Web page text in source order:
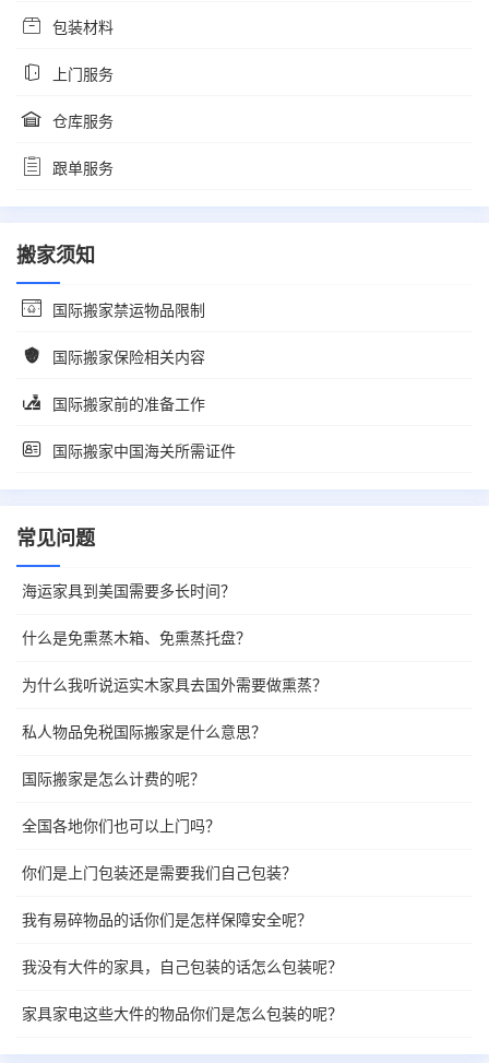
包装材料
上门服务
仓库服务
跟单服务
搬家须知
国际搬家禁运物品限制
国际搬家保险相关内容
国际搬家前的准备工作
国际搬家中国海关所需证件
常见问题
海运家具到美国需要多长时间？
什么是免熏蒸木箱、免熏蒸托盘？
为什么我听说运实木家具去国外需要做熏蒸？
私人物品免税国际搬家是什么意思？
国际搬家是怎么计费的呢？
全国各地你们也可以上门吗？
你们是上门包装还是需要我们自己包装？
我有易碎物品的话你们是怎样保障安全呢？
我没有大件的家具，自己包装的话怎么包装呢？
家具家电这些大件的物品你们是怎么包装的呢？